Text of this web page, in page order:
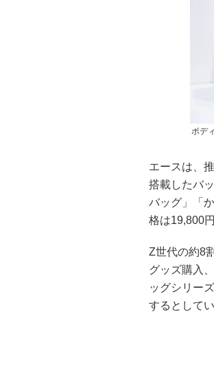
ボデ
エースは、
搭載したバ
バッグ」「
格は19,800
Z世代の約8
グッズ購入
ッグシリー
するとして